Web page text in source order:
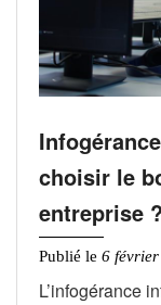
choisir le
entreprise ?
Publié le 6
L’infogérance